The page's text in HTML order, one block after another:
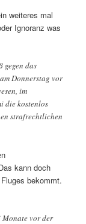
weiteres mal
Ignoranz was
gegen das
Donnerstag vor
im
die kostenlos
strafrechtlichen
kann doch
bekommt.
vor der